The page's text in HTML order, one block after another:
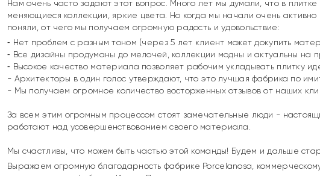
Нам очень часто задают этот вопрос. Много лет мы думали, что в
меняющиеся коллекции, яркие цвета. Но когда мы начали очень
поняли, от чего мы получаем огромную радость и удовольствие:⠀
⁃ Нет проблем с разным тоном (через 5 лет клиент может докупить
⁃ Все дизайны продуманы до мелочей, коллекции модны и актуальны на
⁃ Высокое качество материала позволяет рабочим укладывать плитку
- Архитекторы в один голос утверждают, что это лучшая фабрика по
- Мы получаем огромное количество восторженных отзывов от наших
За всем этим огромным процессом стоят замечательные люди -
работают над усовершенствованием своего материала. ⠀
Мы счастливы, что можем быть частью этой команды! Будем и дальше
Выражаем огромную благодарность фабрике Porcelanosa,